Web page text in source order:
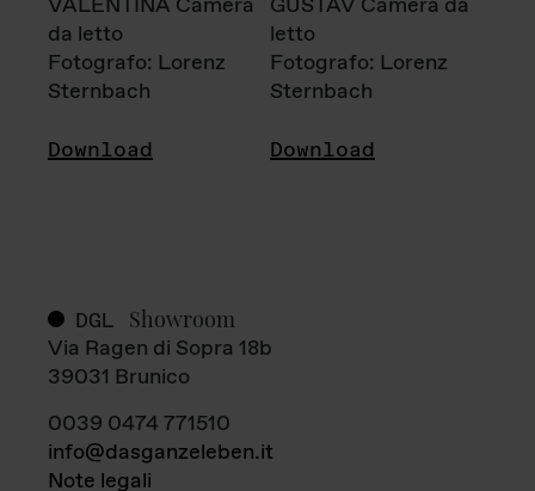
da letto
Fotografo: Lorenz
Sternbach
Download
letto
Fotografo: Lorenz
Sternbach
Download
DGL Showroom
Via Ragen di Sopra 18b
39031 Brunico
0039 0474 771510
info@dasganzeleben.it
Note legali